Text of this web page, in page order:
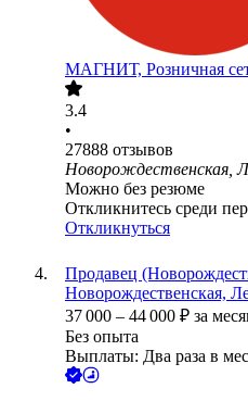
МАГНИТ, Розничная
3.4
•
27888 отзывов
Новорождественская,
Можно без резюме
Откликнитесь среди
Откликнуться
Продавец
Новорождественская,
37 000 – 44 000 ₽ за
Без опыта
Выплаты: Два раза в